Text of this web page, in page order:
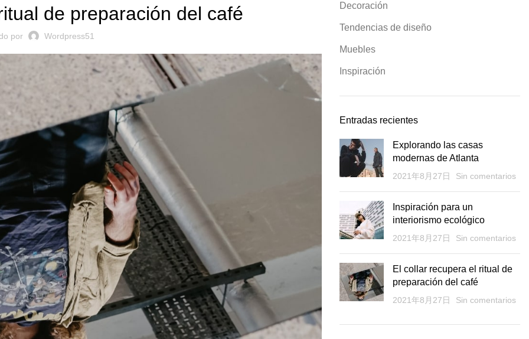
de preparación del café
por Wordpress51
Decoración
Tendencias de diseño
Muebles
Inspiración
Entradas recientes
Explorando las casas
modernas de Atlanta
2021年8月27日 Sin comentarios
Inspiración para un
interiorismo ecológico
2021年8月27日 Sin comentarios
El collar recupera el ritual de
preparación del café
2021年8月27日 Sin comentarios